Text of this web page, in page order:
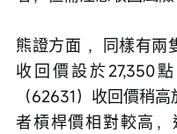
熊證方面 ，同樣有兩
收回價設於27,350
（62631）收回價稍
者槓桿價相對較高